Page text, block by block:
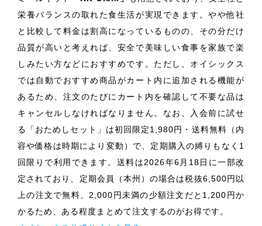
栄養バランスの取れた食生活が実現できます。やや他社
と比較して料金は割高になっているものの、その分だけ
品質が高いと考えれば、安全で美味しい食事を家族で楽
しみたい方などにおすすめです。ただし、オイシックス
では自動でおすすめ商品がカート内に追加される機能が
あるため、注文のたびにカート内を確認して不要な品は
キャンセルしなければなりません。なお、入会前に試せ
る「おためしセット」は初回限定1,980円・送料無料（内
容や価格は時期により変動）で、定期購入の縛りもなく1
回限りで利用できます。送料は2026年6月18日に一部改
定されており、定期会員（本州）の場合は税抜6,500円以
上の注文で無料、2,000円未満の少額注文だと1,200円か
かるため、ある程度まとめて注文するのがお得です。